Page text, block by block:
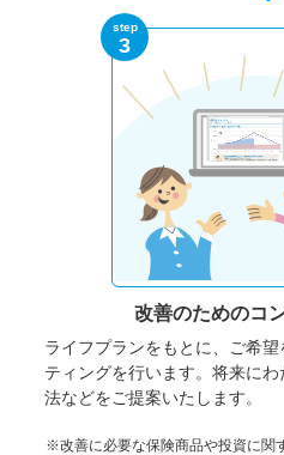
step
3
改善のためのコ
ライフプランをもとに、ご希
ティングを行います。将来に
法などをご提案いたします。
※改善に必要な保険商品や投資に関